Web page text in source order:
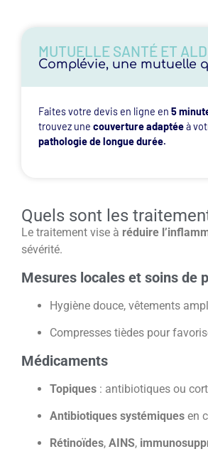
MUTUELLE SANTÉ ET ALD
Complévie, une mutuelle
Faites votre devis en ligne en 5
trouvez une couverture adaptéeà
pathologie de longue durée.
Quels sont les
Le traitement vise à réduire
sévérité.
Mesures locales et soins de
Hygiène douce, vêtements
Compresses tièdes pour
Médicaments
Topiques : antibiotiques ou
Antibiotiques systémiques en
Rétinoïdes, AINS,